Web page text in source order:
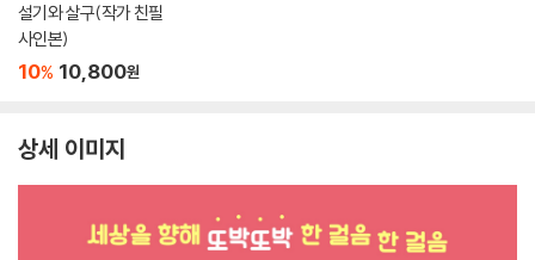
설기와 살구(작가 친필
사인본)
10% 10,800원
상세 이미지